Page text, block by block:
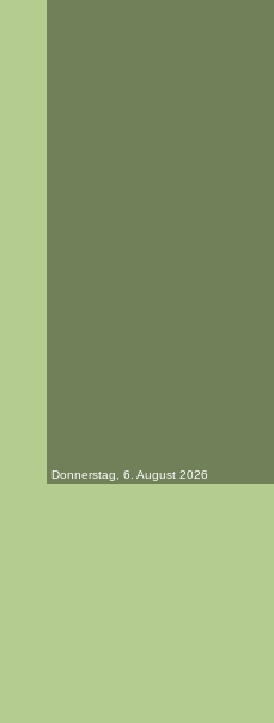
Donnerstag, 6. August 2026